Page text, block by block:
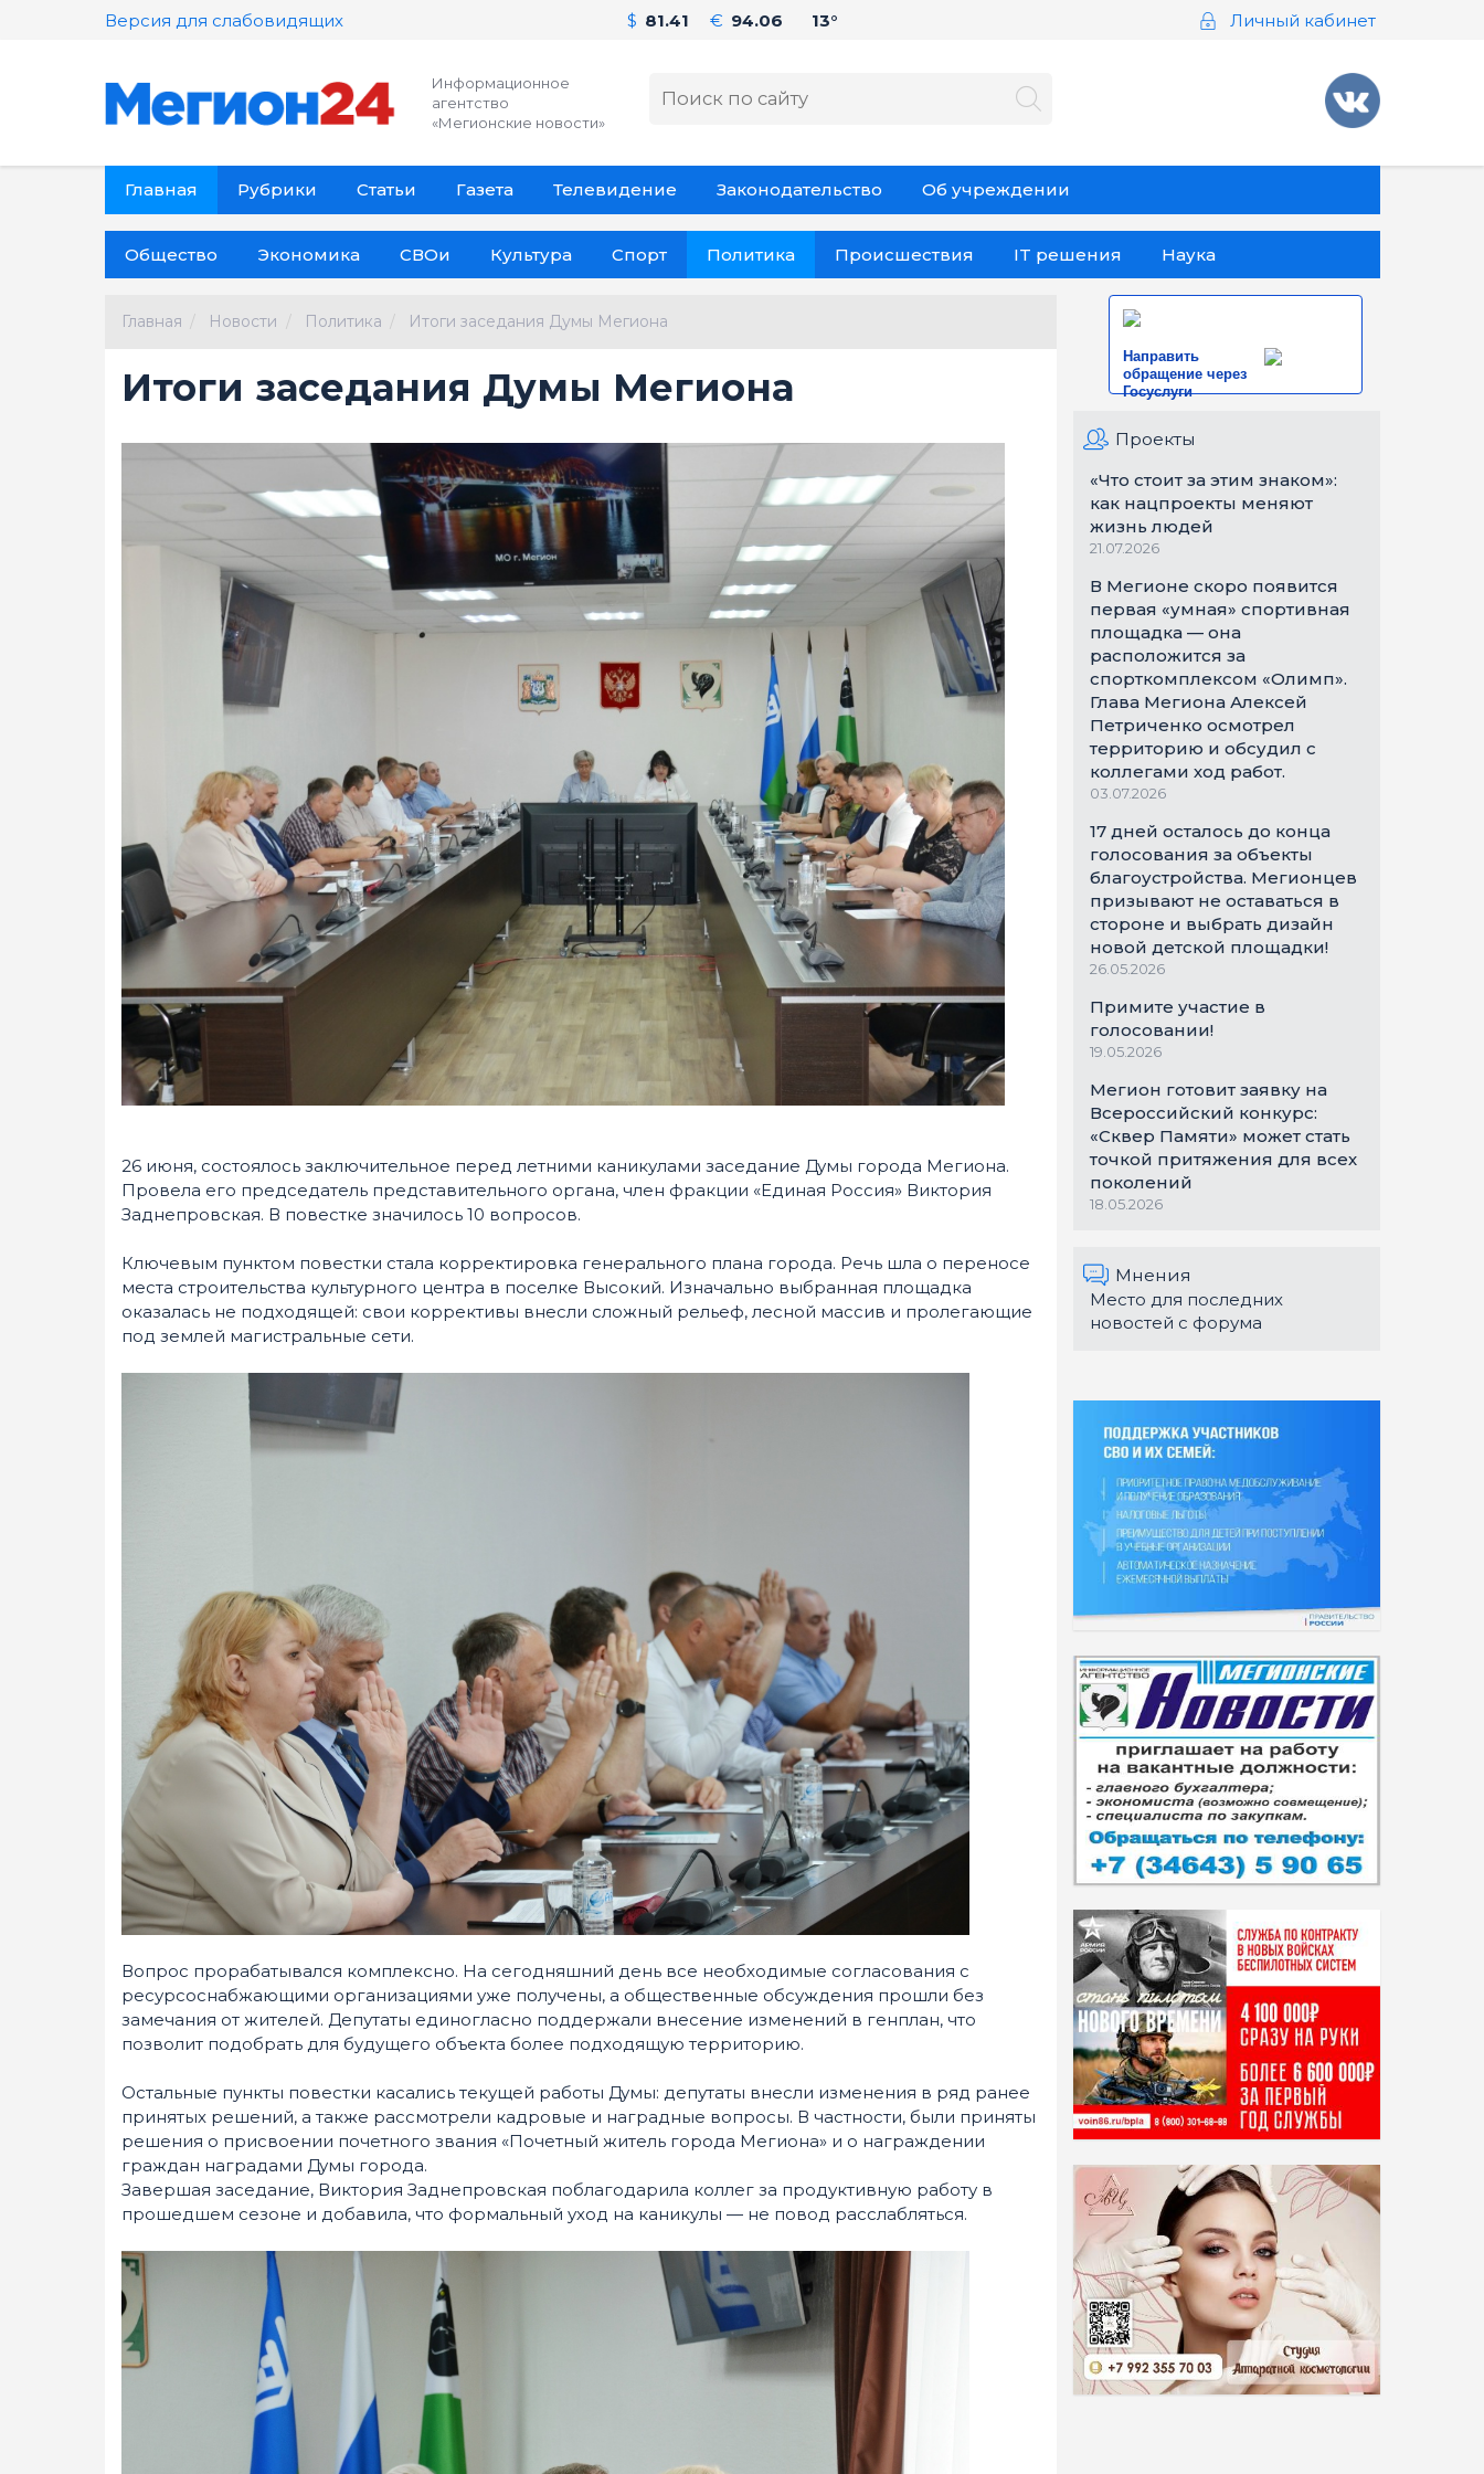
Версия для слабовидящих $ 81.41 € 94.06 13° Личный кабинет
Информационное
агентство
«Мегионские новости»
Главная Рубрики Статьи Газета Телевидение Законодательство Об учреждении
Общество Экономика СВОи Культура Спорт Политика Происшествия IT решения Наука
Главная Новости Политика Итоги заседания Думы Мегиона
Итоги заседания Думы Мегиона
26 июня, состоялось заключительное перед летними каникулами заседание Думы города Мегиона.
Провела его председатель представительного органа, член фракции «Единая Россия» Виктория
Заднепровская. В повестке значилось 10 вопросов.
Ключевым пунктом повестки стала корректировка генерального плана города. Речь шла о переносе
места строительства культурного центра в поселке Высокий. Изначально выбранная площадка
оказалась не подходящей: свои коррективы внесли сложный рельеф, лесной массив и пролегающие
под землей магистральные сети.
Вопрос прорабатывался комплексно. На сегодняшний день все необходимые согласования с
ресурсоснабжающими организациями уже получены, а общественные обсуждения прошли без
замечания от жителей. Депутаты единогласно поддержали внесение изменений в генплан, что
позволит подобрать для будущего объекта более подходящую территорию.
Остальные пункты повестки касались текущей работы Думы: депутаты внесли изменения в ряд ранее
принятых решений, а также рассмотрели кадровые и наградные вопросы. В частности, были приняты
решения о присвоении почетного звания «Почетный житель города Мегиона» и о награждении
граждан наградами Думы города.
Завершая заседание, Виктория Заднепровская поблагодарила коллег за продуктивную работу в
прошедшем сезоне и добавила, что формальный уход на каникулы — не повод расслабляться.
Направить
обращение через
Госуслуги
Проекты
«Что стоит за этим знаком»:
как нацпроекты меняют
жизнь людей
21.07.2026
В Мегионе скоро появится
первая «умная» спортивная
площадка — она
расположится за
спорткомплексом «Олимп».
Глава Мегиона Алексей
Петриченко осмотрел
территорию и обсудил с
коллегами ход работ.
03.07.2026
17 дней осталось до конца
голосования за объекты
благоустройства. Мегионцев
призывают не оставаться в
стороне и выбрать дизайн
новой детской площадки!
26.05.2026
Примите участие в
голосовании!
19.05.2026
Мегион готовит заявку на
Всероссийский конкурс:
«Сквер Памяти» может стать
точкой притяжения для всех
поколений
18.05.2026
Мнения
Место для последних
новостей с форума